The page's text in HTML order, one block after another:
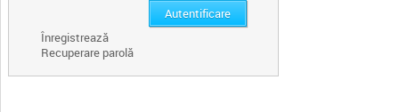
Înregistrează
Recuperare parolă